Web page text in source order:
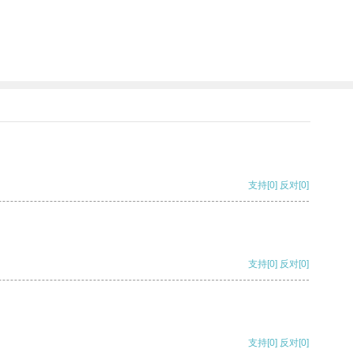
支持[0] 反对[0]
支持[0] 反对[0]
支持[0] 反对[0]